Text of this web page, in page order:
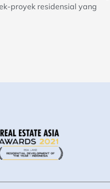
proyek residensial yang